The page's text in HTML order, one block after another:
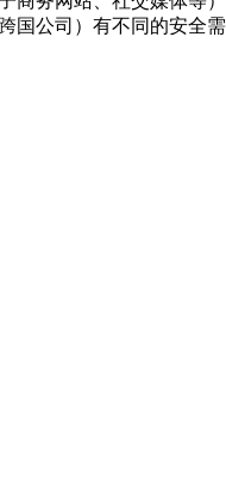
国公司）有不同的安全